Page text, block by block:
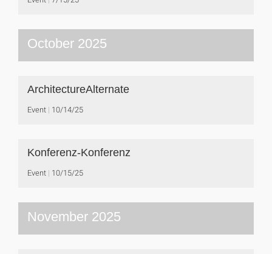
October 2025
ArchitectureAlternate
Event 10/14/25
Konferenz-Konferenz
Event 10/15/25
November 2025